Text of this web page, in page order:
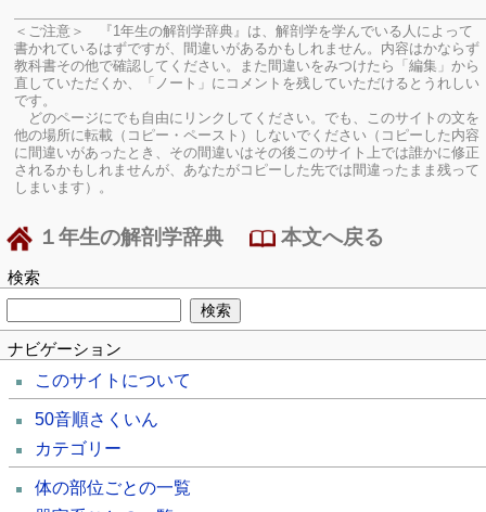
＜ご注意＞ 『1年生の解剖学辞典』は、解剖学を学んでいる人によって
書かれているはずですが、間違いがあるかもしれません。内容はかならず
教科書その他で確認してください。
また間違いをみつけたら「編集」から
直していただくか、「ノート」にコメントを残していただけるとうれしい
です。
どのページにでも自由にリンクしてください。でも、このサイトの文を
他の場所に転載（コピー・ペースト）しないでください（コピーした内容
に間違いがあったとき、その間違いはその後このサイト上では誰かに修正
されるかもしれませんが、あなたがコピーした先では間違ったまま残って
しまいます）。
１年生の解剖学辞典 本文へ戻る
検索
ナビゲーション
このサイトについて
50音順さくいん
カテゴリー
体の部位ごとの一覧